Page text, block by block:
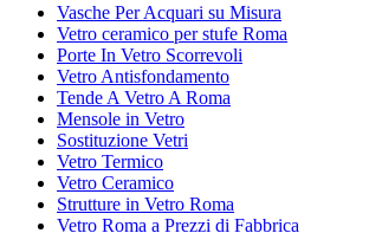
Vasche Per Acquari su Misura
Vetro ceramico per stufe Roma
Porte In Vetro Scorrevoli
Vetro Antisfondamento
Tende A Vetro A Roma
Mensole in Vetro
Sostituzione Vetri
Vetro Termico
Vetro Ceramico
Strutture in Vetro Roma
Vetro Roma a Prezzi di Fabbrica